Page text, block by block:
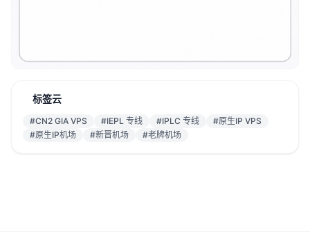
标签云
#CN2 GIA VPS #IEPL 专线 #IPLC 专线
#原生IP VPS
#原生IP机场
#新晋机场 #老牌机场